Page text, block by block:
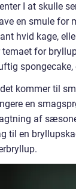
I at skulle
en smule for
hvid kage,
temaet for
spongecake,
kommer til
en
af
til en